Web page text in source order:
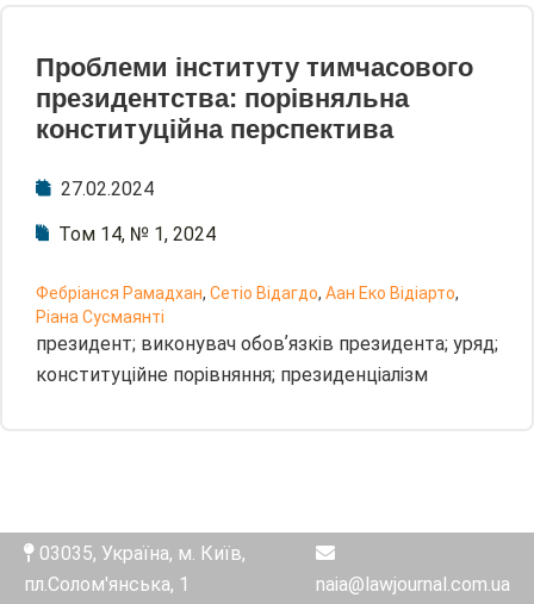
Проблеми інституту тимчасового
президентства: порівняльна
конституційна перспектива
27.02.2024
Том 14, № 1, 2024
Фебріанся Рамадхан, Сетіо Відагдо, Аан Еко Відіарто,
Ріана Сусмаянті
президент; виконувач обовʼязків президента; уряд;
конституційне порівняння; президенціалізм
03035, Україна, м. Київ,
пл.Солом'янська, 1
naia@lawjournal.com.ua